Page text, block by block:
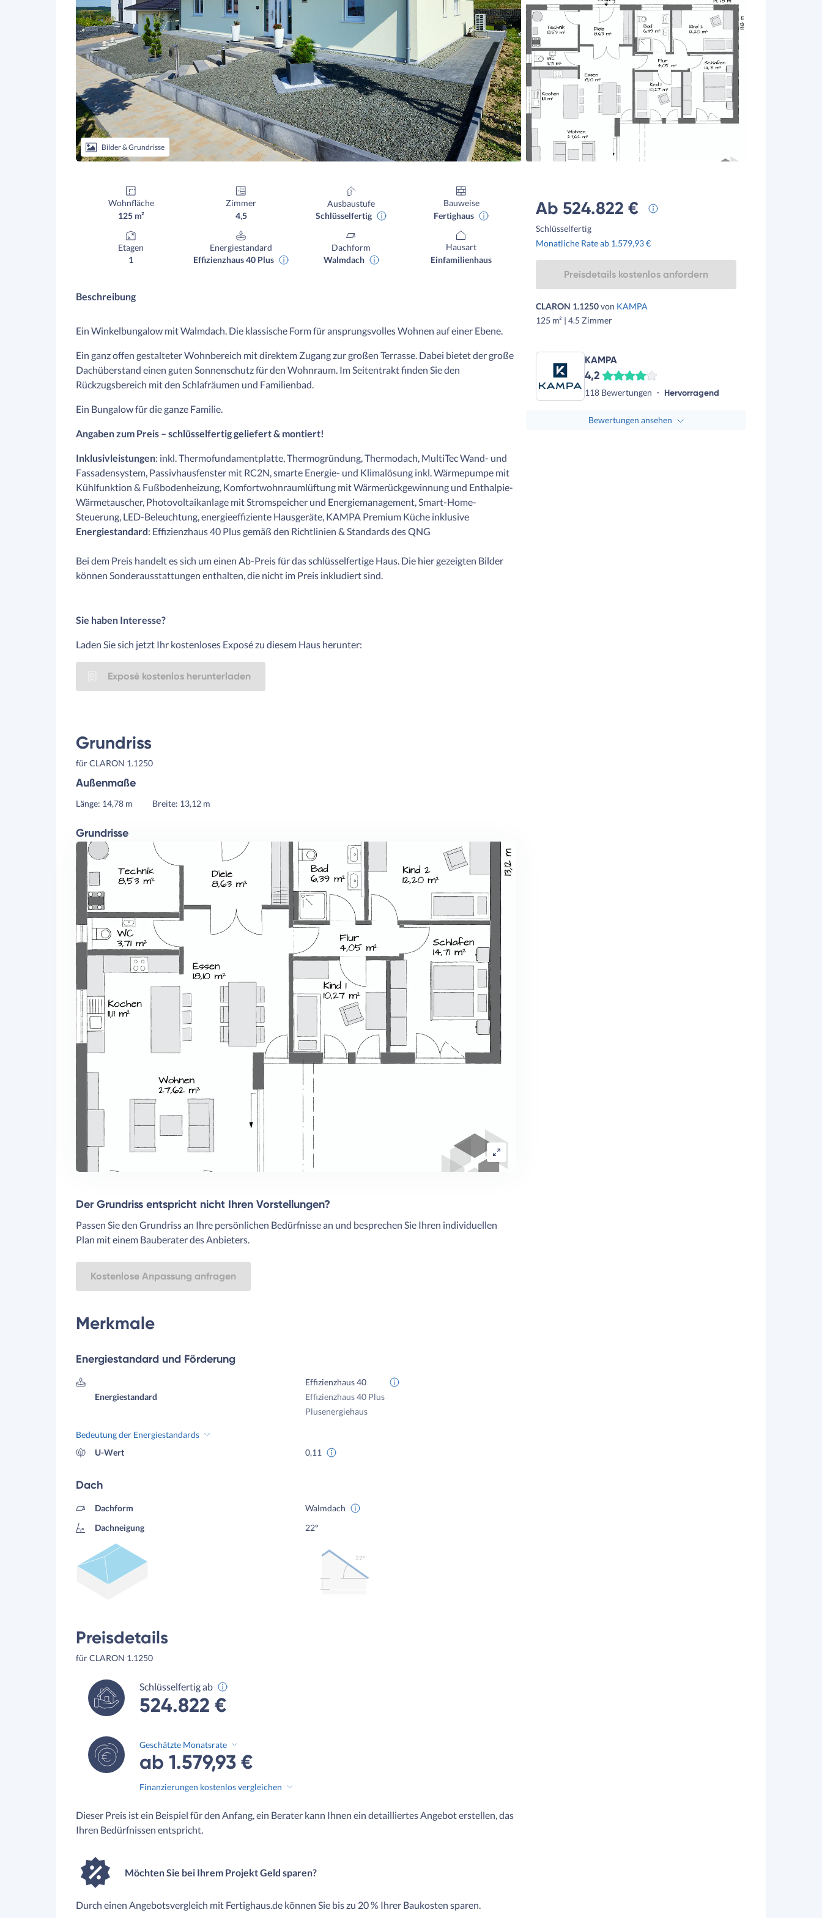
Bilder & Grundrisse
Wohnfläche
125 m²
Zimmer
4,5
Ausbaustufe
Schlüsselfertig
Bauweise
Fertighaus
Etagen
1
Energiestandard
Effizienzhaus 40 Plus
Dachform
Walmdach
Hausart
Einfamilienhaus
Beschreibung
Ein Winkelbungalow mit Walmdach. Die klassische Form für ansprungsvolles Wohnen auf einer Ebene.
Ein ganz offen gestalteter Wohnbereich mit direktem Zugang zur großen Terrasse. Dabei bietet der große
Dachüberstand einen guten Sonnenschutz für den Wohnraum. Im Seitentrakt finden Sie den
Rückzugsbereich mit den Schlafräumen und Familienbad.
Ein Bungalow für die ganze Familie.
Angaben zum Preis – schlüsselfertig geliefert & montiert!
Inklusivleistungen: inkl. Thermofundamentplatte, Thermogründung, Thermodach, MultiTec Wand- und
Fassadensystem, Passivhausfenster mit RC2N, smarte Energie- und Klimalösung inkl. Wärmepumpe mit
Kühlfunktion & Fußbodenheizung, Komfortwohnraumlüftung mit Wärmerückgewinnung und Enthalpie-
Wärmetauscher, Photovoltaikanlage mit Stromspeicher und Energiemanagement, Smart-Home-
Steuerung, LED-Beleuchtung, energieeffiziente Hausgeräte, KAMPA Premium Küche inklusive
Energiestandard: Effizienzhaus 40 Plus gemäß den Richtlinien & Standards des QNG
Bei dem Preis handelt es sich um einen Ab-Preis für das schlüsselfertige Haus. Die hier gezeigten Bilder
können Sonderausstattungen enthalten, die nicht im Preis inkludiert sind.
Sie haben Interesse?
Laden Sie sich jetzt Ihr kostenloses Exposé zu diesem Haus herunter:
Exposé kostenlos herunterladen
Grundriss
für CLARON 1.1250
Außenmaße
Länge: 14,78 m Breite: 13,12 m
Grundrisse
Der Grundriss entspricht nicht Ihren Vorstellungen?
Passen Sie den Grundriss an Ihre persönlichen Bedürfnisse an und besprechen Sie Ihren individuellen
Plan mit einem Bauberater des Anbieters.
Kostenlose Anpassung anfragen
Merkmale
Energiestandard und Förderung
Energiestandard
Effizienzhaus 40
Effizienzhaus 40 Plus
Plusenergiehaus
Bedeutung der Energiestandards
U-Wert
0,11
Dach
Dachform
Walmdach
Dachneigung
22°
22º
Preisdetails
für CLARON 1.1250
Schlüsselfertig ab
524.822 €
Geschätzte Monatsrate
ab 1.579,93 €
Finanzierungen kostenlos vergleichen
Dieser Preis ist ein Beispiel für den Anfang, ein Berater kann Ihnen ein detailliertes Angebot erstellen, das
Ihren Bedürfnissen entspricht.
Möchten Sie bei Ihrem Projekt Geld sparen?
Durch einen Angebotsvergleich mit Fertighaus.de können Sie bis zu 20 % Ihrer Baukosten sparen.
Ab 524.822 €
Schlüsselfertig
Monatliche Rate ab 1.579,93 €
Preisdetails kostenlos anfordern
CLARON 1.1250von KAMPA
125 m² | 4.5 Zimmer
KAMPA
4,2
118 Bewertungen Hervorragend
Bewertungen ansehen